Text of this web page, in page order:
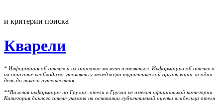
и критерии поиска
Кварели
* Информация об отелях и их описание может изменяться. Информацию об отелях и
их описание необходимо уточнять у менеджера туристической организации за один
день до начала путешествия.
**Важная информация по Грузии: отели в Грузии не имеют официальной категории.
Категория данного отеля указана на основании субъективной оценки владельца отеля